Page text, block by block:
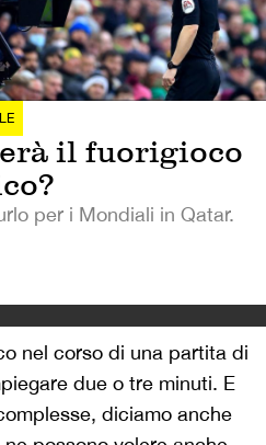
il fuorigioco
per i Mondiali in Qatar.
nel corso di una partita di
due o tre minuti. E
diciamo anche